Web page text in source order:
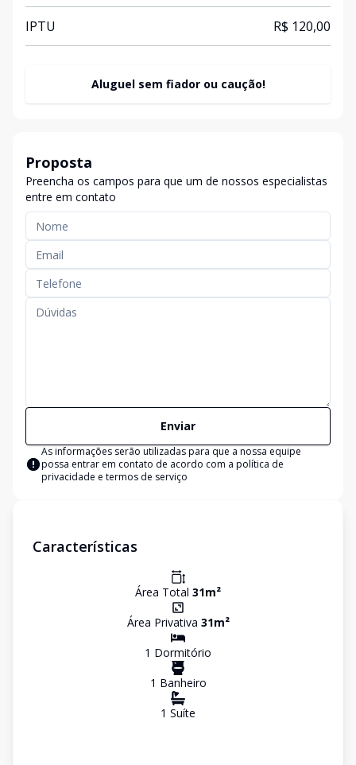
IPTU R$ 120,00
Aluguel sem fiador ou caução!
Proposta
Preencha os campos para que um de nossos especialistas
entre em contato
Enviar
As informações serão utilizadas para que a nossa equipe
possa entrar em contato de acordo com a política de
privacidade e termos de serviço
Características
Área Total 31m²
Área Privativa 31m²
1 Dormitório
1 Banheiro
1 Suíte